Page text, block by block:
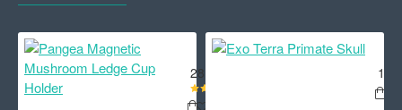
Pangea Magnetic Mushroom
28,95